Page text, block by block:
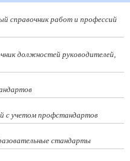
справочник работ и профессий
должностей руководителей,
с учетом профстандартов
стандарты